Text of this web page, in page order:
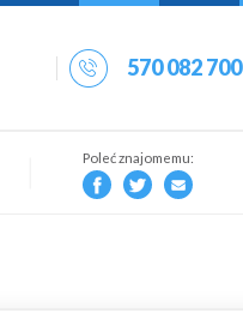
570 082 700
Poleć znajomemu: